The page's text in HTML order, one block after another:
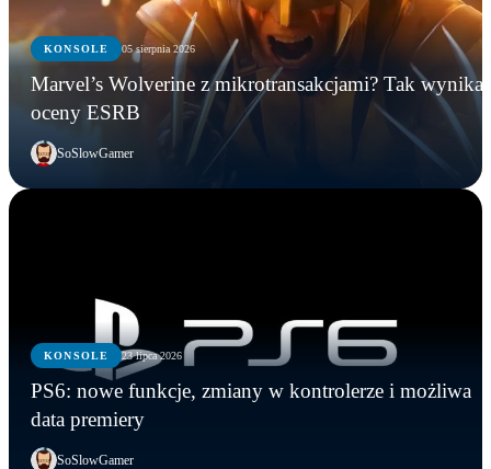
KONSOLE 05 sierpnia 2026
Marvel’s Wolverine z mikrotransakcjami? Tak wynika
oceny ESRB
SoSlowGamer
KONSOLE 23 lipca 2026
PS6: nowe funkcje, zmiany w kontrolerze i możliwa
data premiery
SoSlowGamer